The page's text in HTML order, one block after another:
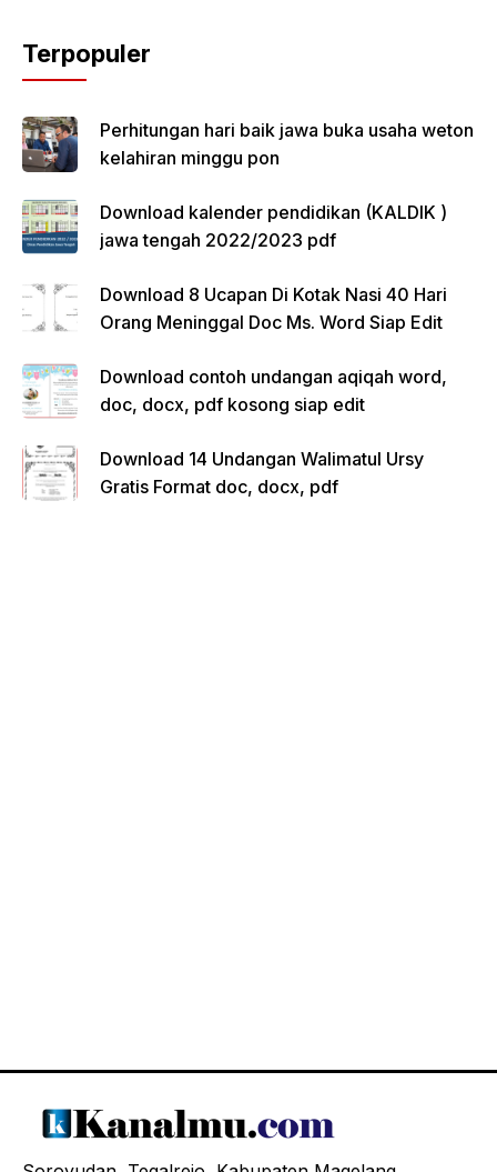
Terpopuler
Perhitungan hari baik jawa buka usaha weton
kelahiran minggu pon
Download kalender pendidikan (KALDIK )
jawa tengah 2022/2023 pdf
Download 8 Ucapan Di Kotak Nasi 40 Hari
Orang Meninggal Doc Ms. Word Siap Edit
Download contoh undangan aqiqah word,
doc, docx, pdf kosong siap edit
Download 14 Undangan Walimatul Ursy
Gratis Format doc, docx, pdf